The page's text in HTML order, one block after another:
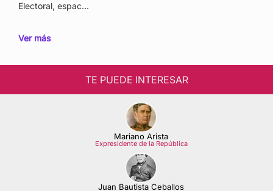
Electoral, espac…
Ver más
TE PUEDE INTERESAR
Mariano Arista
Expresidente de la República
Juan Bautista Ceballos